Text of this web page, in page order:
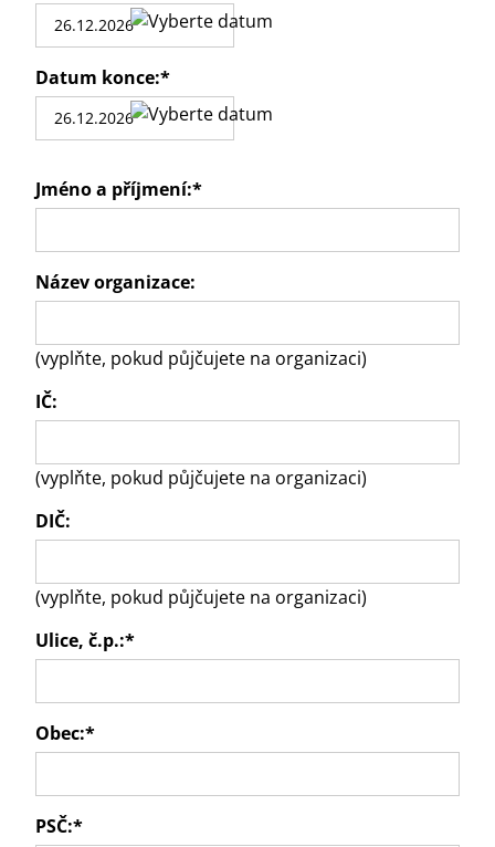
Datum konce:*
Jméno a příjmení:*
Název organizace:
(vyplňte, pokud půjčujete na organizaci)
IČ:
(vyplňte, pokud půjčujete na organizaci)
DIČ:
(vyplňte, pokud půjčujete na organizaci)
Ulice, č.p.:*
Obec:*
PSČ:*